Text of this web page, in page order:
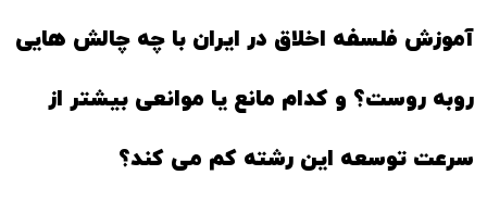
آموزش فلسفه اخلاق در ایران با چه چالش هایی
روبه روست؟ و کدام مانع یا موانعی بیشتر از
سرعت توسعه این رشته کم می کند؟